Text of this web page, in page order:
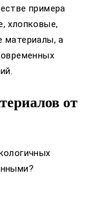
примера
хлопковые,
материалы, а
от